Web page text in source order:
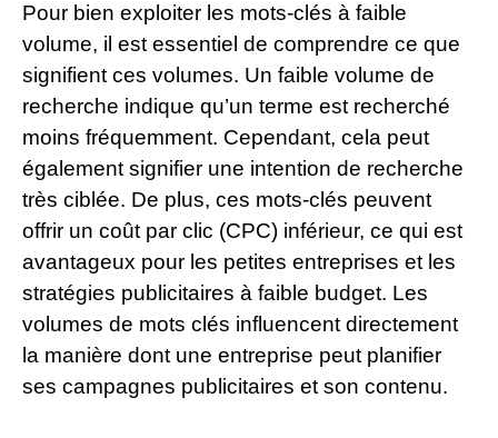
Pour bien exploiter les mots-clés à faible
volume, il est essentiel de comprendre ce que
signifient ces volumes. Un faible volume de
recherche indique qu’un terme est recherché
moins fréquemment. Cependant, cela peut
également signifier une intention de recherche
très ciblée. De plus, ces mots-clés peuvent
offrir un coût par clic (CPC) inférieur, ce qui est
avantageux pour les petites entreprises et les
stratégies publicitaires à faible budget. Les
volumes de mots clés influencent directement
la manière dont une entreprise peut planifier
ses campagnes publicitaires et son contenu.